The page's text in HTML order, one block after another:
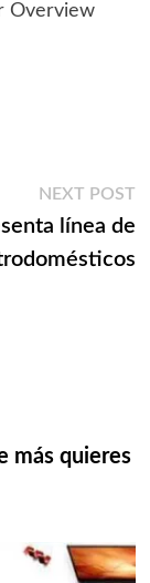
Overview
NEXT POST
línea de
más quieres